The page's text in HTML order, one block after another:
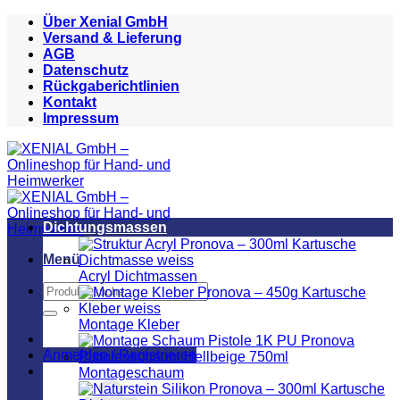
Zum
Inhalt
springen
Über Xenial GmbH
Versand & Lieferung
AGB
Datenschutz
Rückgaberichtlinien
Kontakt
Impressum
Menü
Suchen
nach:
Anmelden / Registrieren
Dichtungsmassen
Acryl Dichtmassen
Montage Kleber
Montageschaum